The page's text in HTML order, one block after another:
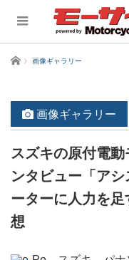
ホーム 画像ギャラリー
画像ギャラリー
スズキの原付電
ンタビュー「ア
ーターに人力を
想